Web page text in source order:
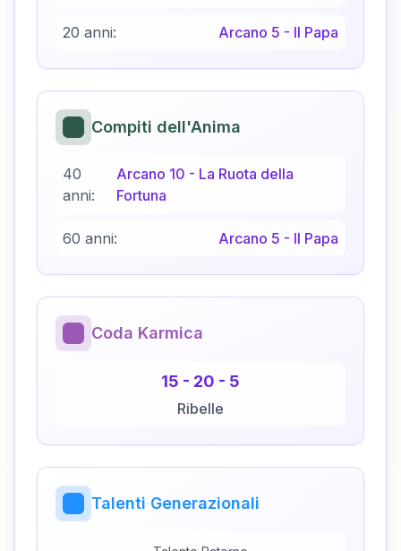
20 anni: Arcano 5 - Il Papa
Compiti dell'Anima
40
anni:
Arcano 10 - La Ruota della
Fortuna
60 anni: Arcano 5 - Il Papa
Coda Karmica
15 - 20 - 5
Ribelle
Talenti Generazionali